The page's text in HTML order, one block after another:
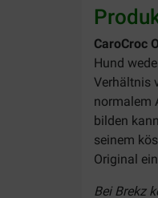
CaroCroc
Hund
Verhältnis
normalem
bilden
seinem
Original
Bei Brekz